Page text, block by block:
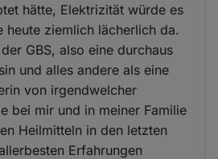
hätte, Elektrizität würde es
heute ziemlich lächerlich da.
GBS, also eine durchaus
und alles andere als eine
von irgendwelcher
bei mir und in meiner Familie
Heilmitteln in den letzten
Erfahrungen